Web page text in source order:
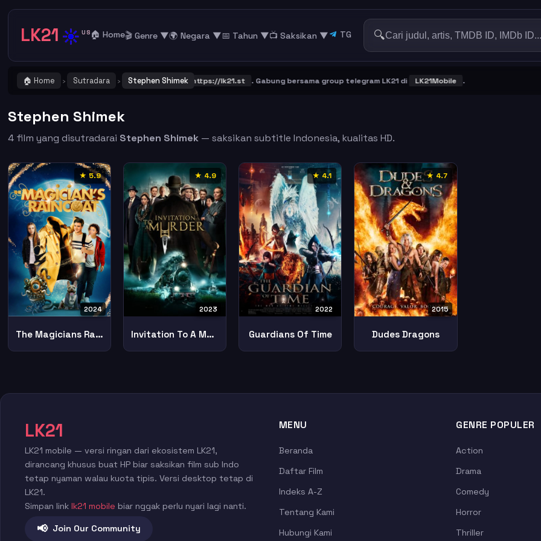
LK21 ☀️ US 🏠 Home🎬 Genre ▼🌍 Negara ▼📅 Tahun ▼📺 Saksikan ▼ TG 🔍
🏠 Home › Sutradara › Stephen Shimek
! Catat dan Bookmark alamat URL LK21 https://lk21.st . Gabung bersama group telegram LK21 di LK21Mobile .
Stephen Shimek
4 film yang disutradarai Stephen Shimek — saksikan subtitle Indonesia, kualitas HD.
★ 5.9
2024
The Magicians Raincoat
★ 4.9
2023
Invitation To A Murder
★ 4.1
2022
Guardians Of Time
★ 4.7
2015
Dudes Dragons
LK21
LK21 mobile — versi ringan dari ekosistem LK21,
dirancang khusus buat HP biar saksikan film sub Indo
tetap nyaman walau kuota tipis. Versi desktop tetap di
LK21.
Simpan link lk21 mobile biar nggak perlu nyari lagi nanti.
📢 Join Our Community
MENU
Beranda
Daftar Film
Indeks A-Z
Tentang Kami
Hubungi Kami
GENRE POPULER
Action
Drama
Comedy
Horror
Thriller